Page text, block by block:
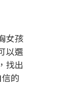
女孩
以選
找出
的